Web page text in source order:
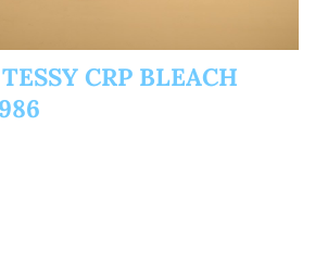
CRP BLEACH